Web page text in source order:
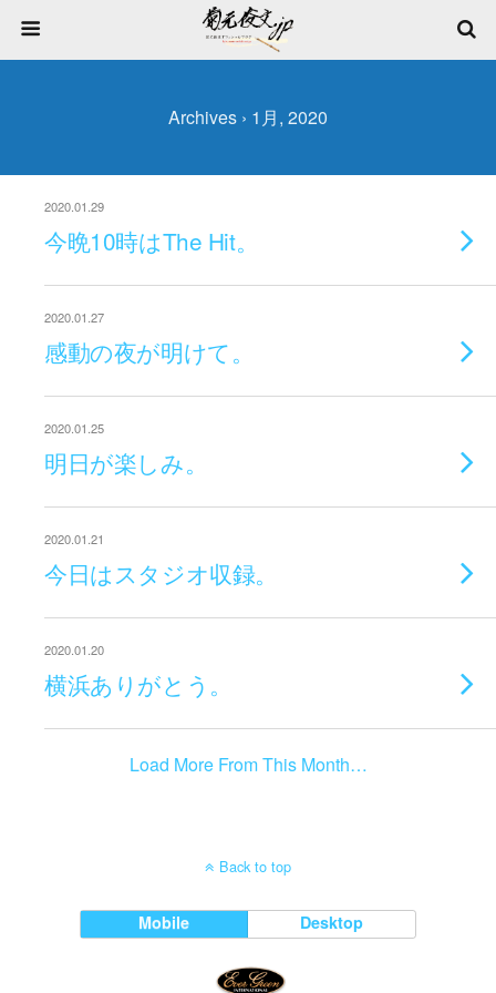
Archives › 1月, 2020
2020.01.29
今晩10時はThe Hit。
2020.01.27
感動の夜が明けて。
2020.01.25
明日が楽しみ。
2020.01.21
今日はスタジオ収録。
2020.01.20
横浜ありがとう。
Load More From This Month…
Back to top
Mobile Desktop